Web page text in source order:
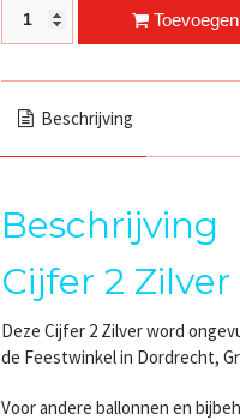
Cijfer 2 Zilver quantity
Beschrijving
Beschrijving
Cijfer 2 Zilver
Deze Cijfer 2 Zilver word
de Feestwinkel in Dordrecht,
Voor andere ballonnen en